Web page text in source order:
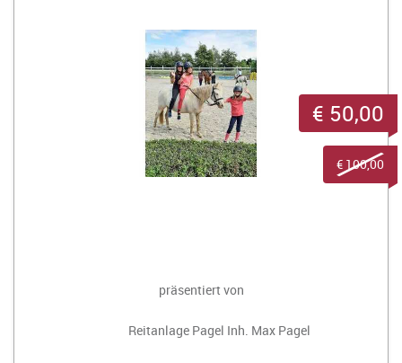
präsentiert von
Reitanlage Pagel Inh. Max Pagel
€ 50,00
€ 100,00